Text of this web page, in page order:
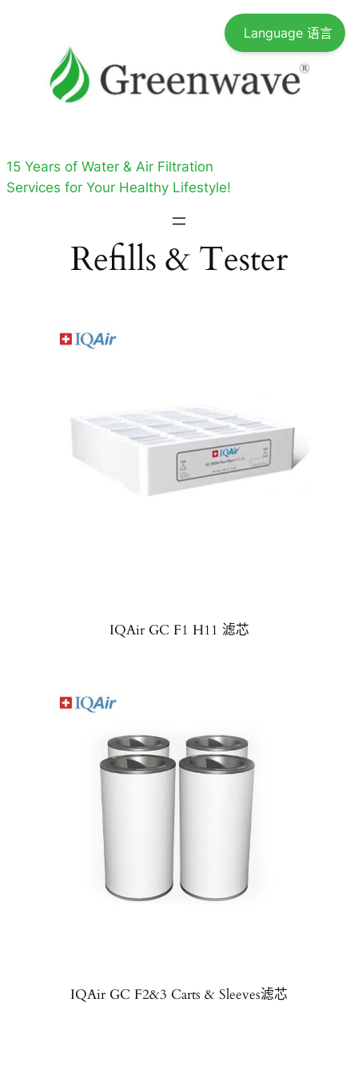
15 Years of Water & Air Filtration
Services for Your Healthy Lifestyle!
Refills & Tester
IQAir GC F1 H11 滤芯
IQAir GC F2&3 Carts & Sleeves滤芯
Language 语言